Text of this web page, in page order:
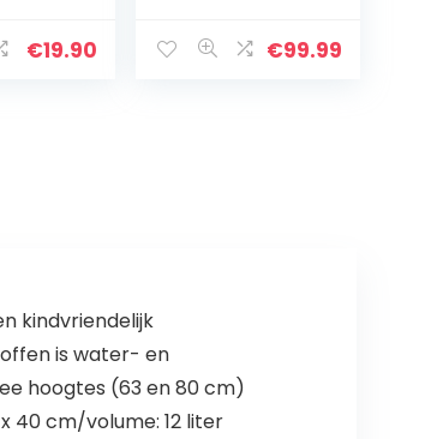
€19.90
zijdelingse €99.99
kindvriendelijk
is water- en
hoogtes (63 en 80 cm)
40 cm/volume: 12 liter